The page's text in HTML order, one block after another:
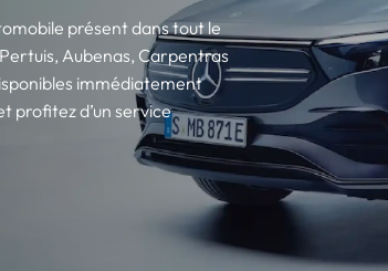
présent dans tout le
Aubenas, Carpentras
immédiatement
profitez d’un service